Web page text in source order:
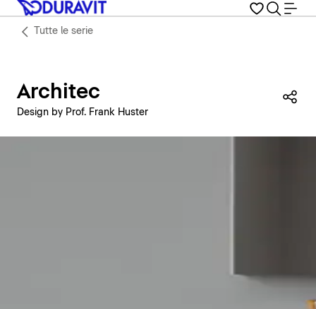
Tutte le serie
Architec
Design by Prof. Frank Huster